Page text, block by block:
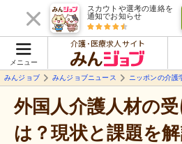
スカウトや選考の連絡を
通知でお知らせ
メニュー
介護･医療求人サイト
みんジョブ
みんジョブニュース ニッポンの介護
外国人介護人材の
は？現状と課題を